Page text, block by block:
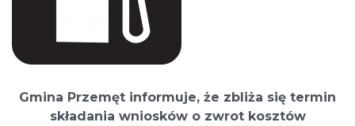
Gmina Przemęt informuje, że zbliża się termin
składania wniosków o zwrot kosztów